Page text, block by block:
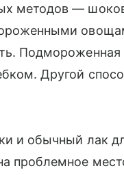
методов —
Подмороженная
Другой
и обычный лак
проблемное